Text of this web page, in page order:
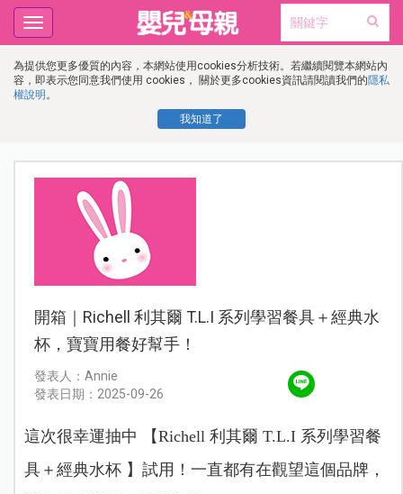
為提供您更多優質的內容，本網站使用cookies分析技術。若繼續閱覽本網站內
容，即表示您同意我們使用 cookies， 關於更多cookies資訊請閱讀我們的隱私
權說明 。
我知道了
Toggle
navigation
開箱｜Richell 利其爾 T.L.I 系列學習餐具＋經典水
杯，寶寶用餐好幫手！
發表人：Annie
發表日期：2025-09-26
這次很幸運抽中 【Richell 利其爾 T.L.I 系列學習餐
具＋經典水杯 】試用！一直都有在觀望這個品牌，